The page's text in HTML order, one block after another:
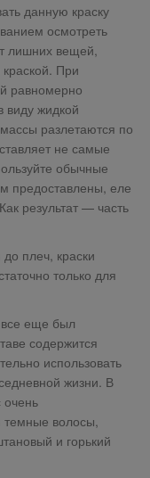
данную краску
осмотреть
лишних вещей,
При
равномерно
виду жидкой
разлетаются по
не самые
обычные
предоставлены, еле
результат — часть
плеч, краски
только для
все еще был
содержится
использовать
жизни. В
очень
темные волосы,
и горький